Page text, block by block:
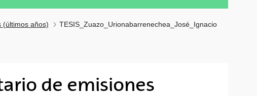
(últimos años) TESIS_Zuazo_Urionabarrenechea_José_Ignacio
de emisiones